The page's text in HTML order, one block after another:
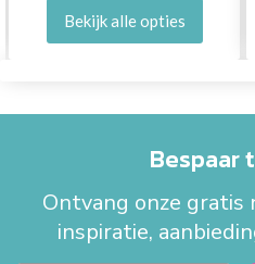
Bekijk alle opties
Bespaar
Ontvang onze gratis
inspiratie,